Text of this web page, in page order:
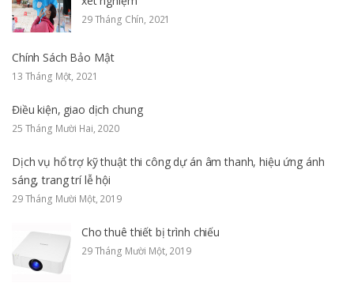
29 Tháng Chín, 2021
Chính Sách Bảo Mật
13 Tháng Một, 2021
Điều kiện, giao dịch chung
25 Tháng Mười Hai, 2020
Dịch vụ hổ trợ kỹ thuật thi công dự án âm thanh, hiệu ứng ánh
sáng, trang trí lễ hội
29 Tháng Mười Một, 2019
Cho thuê thiết bị trình chiếu
29 Tháng Mười Một, 2019